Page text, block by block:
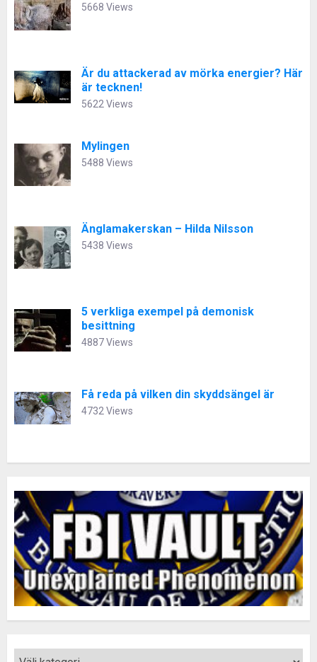
5668 Views
Är du attackerad av mörka energier? Här
är tecknen!
5622 Views
Mylingen
5488 Views
Änglamakerskan – Hilda Nilsson
5438 Views
5 verkliga exempel på demonisk
besittning
4887 Views
Få reda på vilken din skyddsängel är
4732 Views